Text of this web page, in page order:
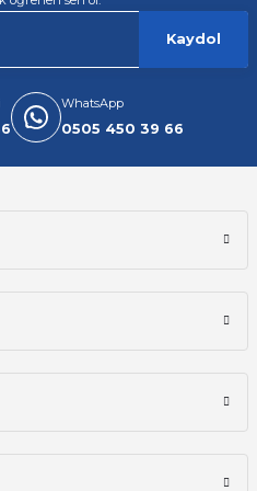
Kaydol
WhatsApp
0505 450 39 66